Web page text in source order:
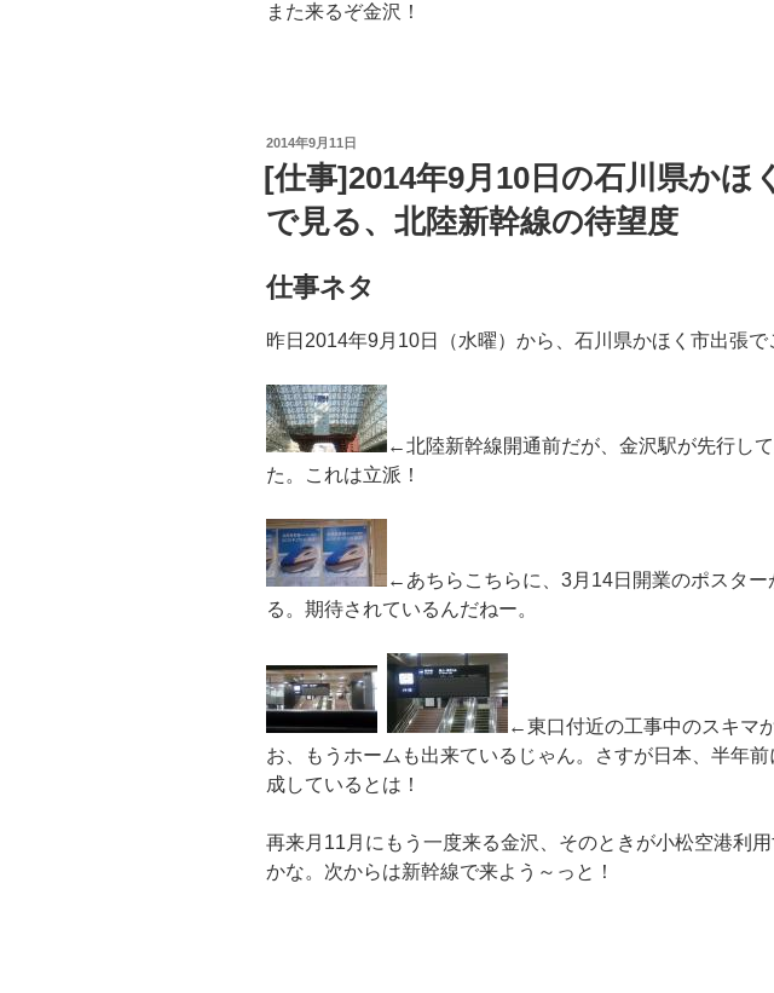
また来るぞ金沢！
投
日:
2014年9月11日
[仕事]2014年9月10日の石川県かほ
で見る、北陸新幹線の待望度
仕事ネタ
昨日2014年9月10日（水曜）から、石川県かほく市出張で
←北陸新幹線開通前だが、金沢駅が先行し
た。これは立派！
←あちらこちらに、3月14日開業のポスター
る。期待されているんだねー。
←東口付近の工事中のスキマ
お、もうホームも出来ているじゃん。さすが日本、半年
成しているとは！
再来月11月にもう一度来る金沢、そのときが小松空港利
かな。次からは新幹線で来よう～っと！